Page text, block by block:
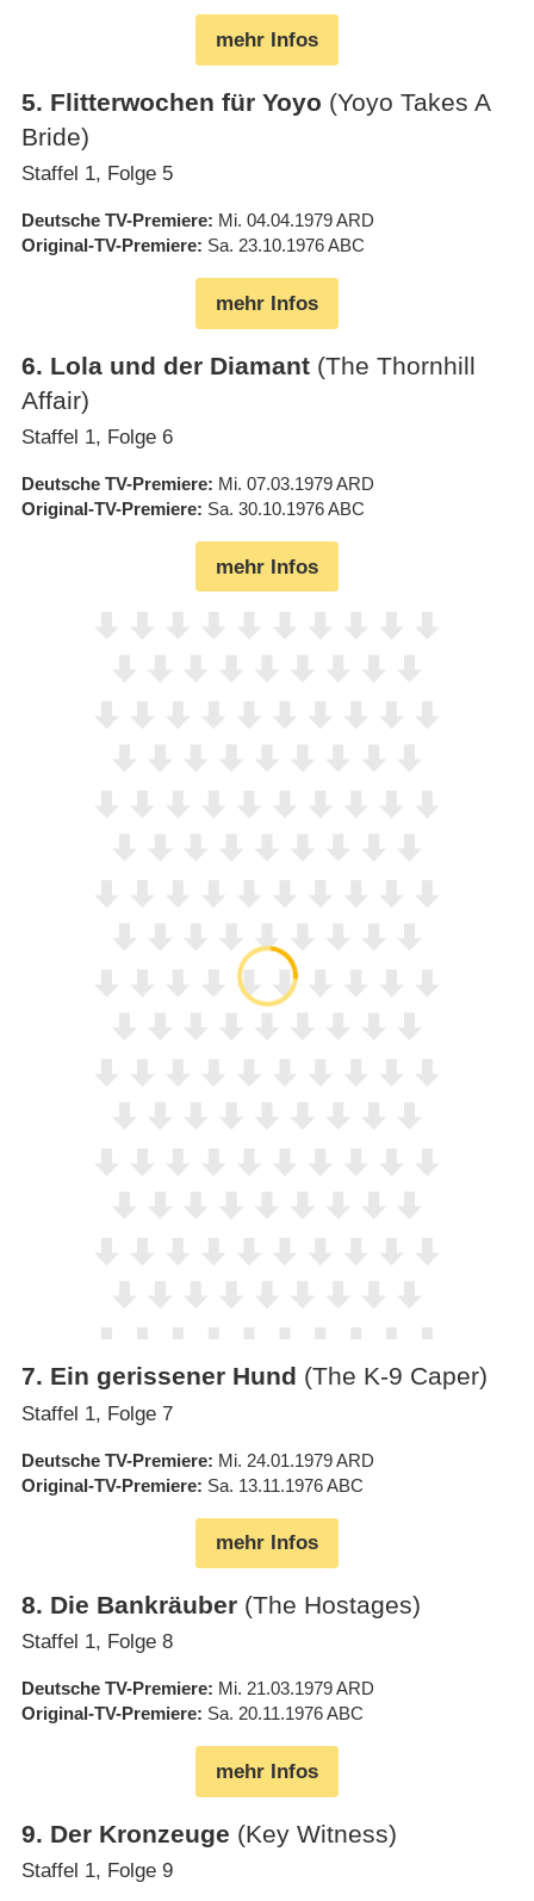
mehr Infos
5. Flitterwochen für Yoyo (Yoyo Takes A
Bride)
Staffel 1, Folge 5
Deutsche TV-Premiere Mi. 04.04.1979ARD
Original-TV-Premiere Sa. 23.10.1976ABC
mehr Infos
6. Lola und der Diamant (The Thornhill
Affair)
Staffel 1, Folge 6
Deutsche TV-Premiere Mi. 07.03.1979ARD
Original-TV-Premiere Sa. 30.10.1976ABC
mehr Infos
7. Ein gerissener Hund (The K-9 Caper)
Staffel 1, Folge 7
Deutsche TV-Premiere Mi. 24.01.1979ARD
Original-TV-Premiere Sa. 13.11.1976ABC
mehr Infos
8. Die Bankräuber (The Hostages)
Staffel 1, Folge 8
Deutsche TV-Premiere Mi. 21.03.1979ARD
Original-TV-Premiere Sa. 20.11.1976ABC
mehr Infos
9. Der Kronzeuge (Key Witness)
Staffel 1, Folge 9